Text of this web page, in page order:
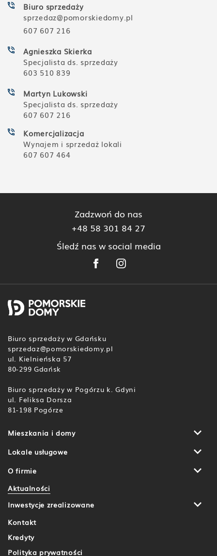
Biuro sprzedaży
sprzedaz@pomorskiedomy.pl
607 607 216
Agnieszka Skierka
Specjalista ds. sprzedaży
603 510 839
Martyn Lukowski
Specjalista ds. sprzedaży
607 607 216
Komercjalizacja
Wynajem i sprzedaż lokali
607 607 464
Zadzwoń do nas
+48 58 301 84 27
Śledź nas w social media
Biuro sprzedaży w Gdańsku
sprzedaz@pomorskiedomy.pl
ul. Kielnieńska 57
80-299 Gdańsk
Biuro sprzedaży w Pogórzu k. Gdyni
ul. Feliksa Dorsza
81-198 Pogórze
Mieszkania i domy
Aleja Wiśniowa Pogórze
Rumia
Lokale usługowe
O firmie
Aktualności
Inwestycje zrealizowane
Kontakt
Kredyty
Polityka prywatności